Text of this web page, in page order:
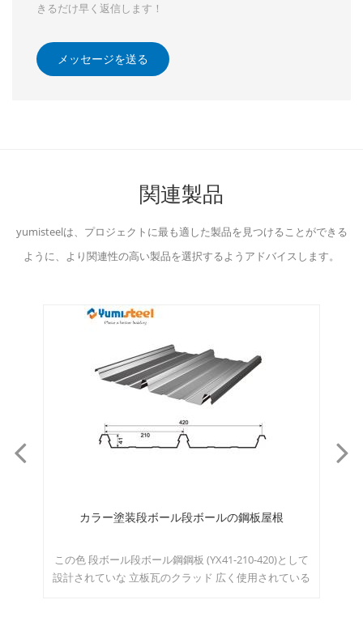
きるだけ早く返信します！
メッセージを送る
関連製品
yumisteelは、プロジェクトに最も適した製品を見つけることができる
ように、より関連性の高い製品を選択するようアドバイスします。
カラー塗装段ボール段ボールの鋼板屋根
この色 段ボール段ボール鋼鋼板 (YX41-210-420)として
設計されていな 立板瓦のクラッド 広く使用されている